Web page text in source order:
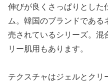
伸びが良くさっぱりとした
ム。韓国のブランドであ
売されているシリーズ。混
リー肌用もあります。
テクスチャはジェルとクリ